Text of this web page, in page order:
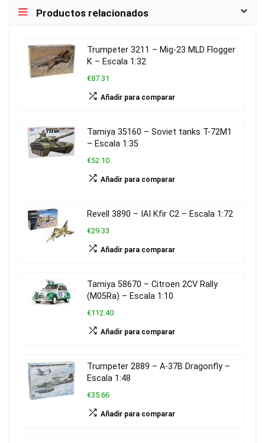
Productos relacionados
Trumpeter 3211 – Mig-23 MLD Flogger
K – Escala 1:32
€87.31
Añadir para comparar
Tamiya 35160 – Soviet tanks T-72M1
– Escala 1:35
€52.10
Añadir para comparar
Revell 3890 – IAI Kfir C2 – Escala 1:72
€29.33
Añadir para comparar
Tamiya 58670 – Citroen 2CV Rally
(M05Ra) – Escala 1:10
€112.40
Añadir para comparar
Trumpeter 2889 – A-37B Dragonfly –
Escala 1:48
€35.66
Añadir para comparar